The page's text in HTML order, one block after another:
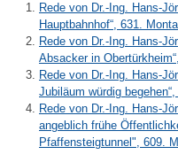
Rede von Dr.-Ing. Hans-
Hauptbahnhof“, 631.
Rede von Dr.-Ing. Hans-
Absacker in
Rede von Dr.-Ing. Hans-
Jubiläum würdig
Rede von Dr.-Ing. Hans-
angeblich frühe
Pfaffensteigtunnel", 609.